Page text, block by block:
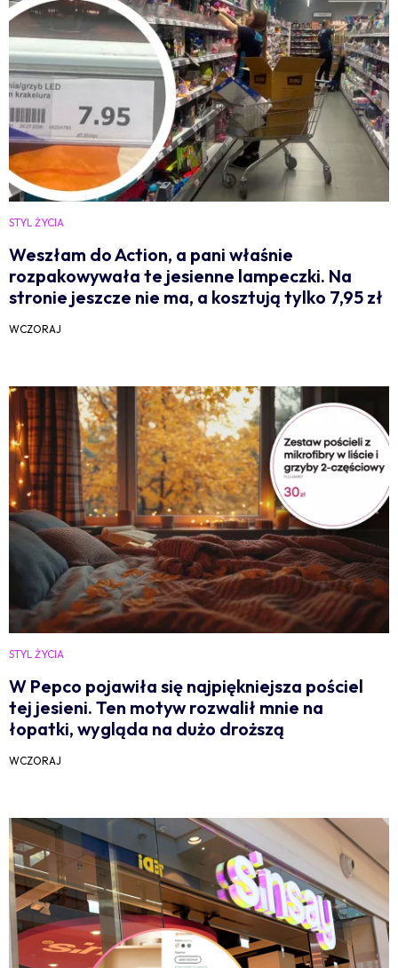
STYL ŻYCIA
Weszłam do Action, a pani właśnie
rozpakowywała te jesienne lampeczki. Na
stronie jeszcze nie ma, a kosztują tylko 7,95 zł
WCZORAJ
STYL ŻYCIA
W Pepco pojawiła się najpiękniejsza pościel
tej jesieni. Ten motyw rozwalił mnie na
łopatki, wygląda na dużo droższą
WCZORAJ